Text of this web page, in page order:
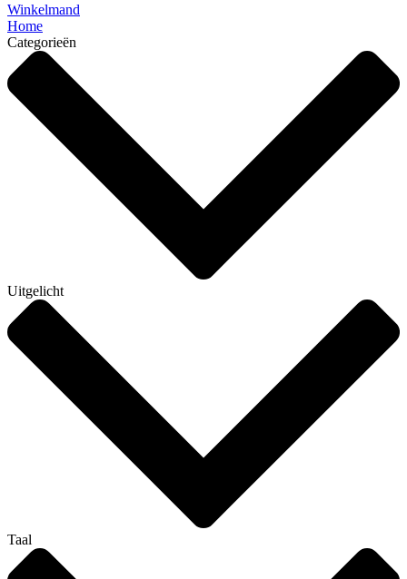
Winkelmand
Home
Categorieën
Uitgelicht
Taal